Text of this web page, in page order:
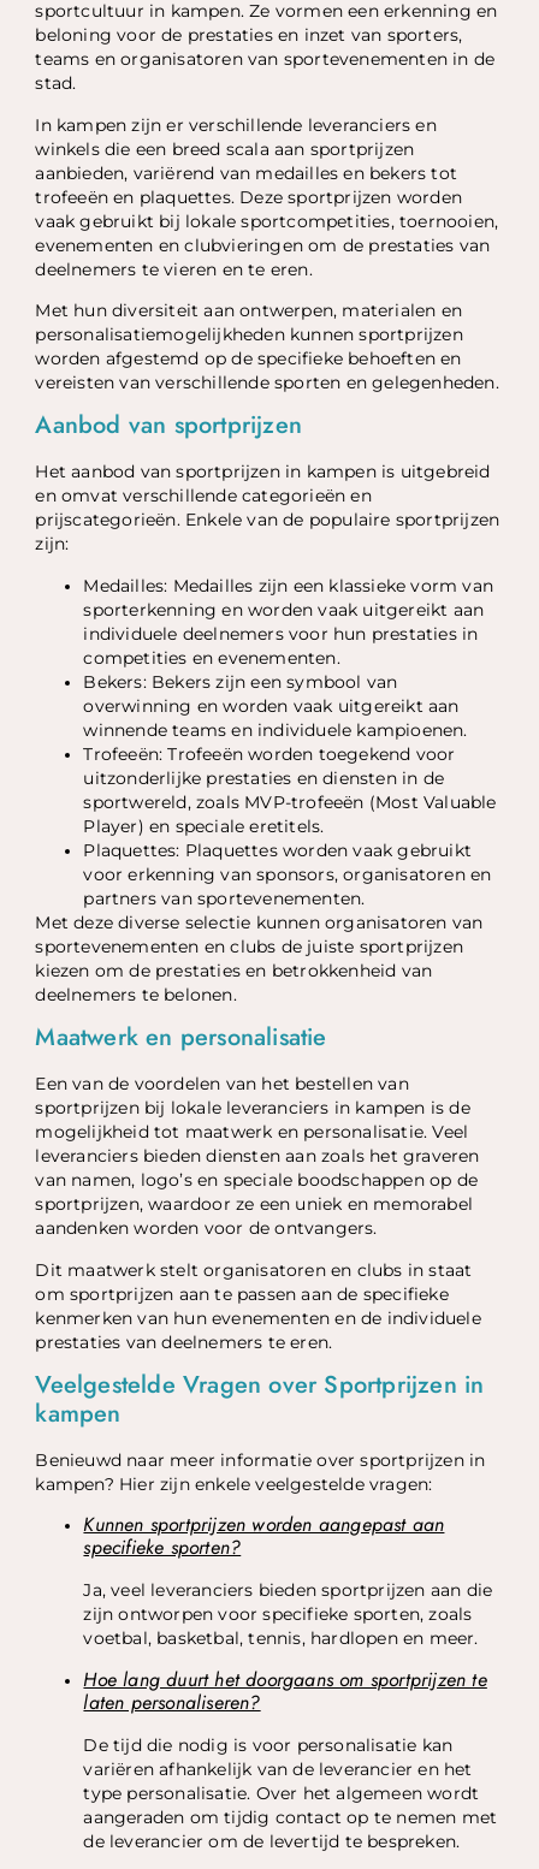
sportcultuur in kampen. Ze vormen een erkenning en
beloning voor de prestaties en inzet van sporters,
teams en organisatoren van sportevenementen in de
stad.
In kampen zijn er verschillende leveranciers en
winkels die een breed scala aan sportprijzen
aanbieden, variërend van medailles en bekers tot
trofeeën en plaquettes. Deze sportprijzen worden
vaak gebruikt bij lokale sportcompetities, toernooien,
evenementen en clubvieringen om de prestaties van
deelnemers te vieren en te eren.
Met hun diversiteit aan ontwerpen, materialen en
personalisatiemogelijkheden kunnen sportprijzen
worden afgestemd op de specifieke behoeften en
vereisten van verschillende sporten en gelegenheden.
Aanbod van sportprijzen
Het aanbod van sportprijzen in kampen is uitgebreid
en omvat verschillende categorieën en
prijscategorieën. Enkele van de populaire sportprijzen
zijn:
Medailles: Medailles zijn een klassieke vorm van
sporterkenning en worden vaak uitgereikt aan
individuele deelnemers voor hun prestaties in
competities en evenementen.
Bekers: Bekers zijn een symbool van
overwinning en worden vaak uitgereikt aan
winnende teams en individuele kampioenen.
Trofeeën: Trofeeën worden toegekend voor
uitzonderlijke prestaties en diensten in de
sportwereld, zoals MVP-trofeeën (Most Valuable
Player) en speciale eretitels.
Plaquettes: Plaquettes worden vaak gebruikt
voor erkenning van sponsors, organisatoren en
partners van sportevenementen.
Met deze diverse selectie kunnen organisatoren van
sportevenementen en clubs de juiste sportprijzen
kiezen om de prestaties en betrokkenheid van
deelnemers te belonen.
Maatwerk en personalisatie
Een van de voordelen van het bestellen van
sportprijzen bij lokale leveranciers in kampen is de
mogelijkheid tot maatwerk en personalisatie. Veel
leveranciers bieden diensten aan zoals het graveren
van namen, logo’s en speciale boodschappen op de
sportprijzen, waardoor ze een uniek en memorabel
aandenken worden voor de ontvangers.
Dit maatwerk stelt organisatoren en clubs in staat
om sportprijzen aan te passen aan de specifieke
kenmerken van hun evenementen en de individuele
prestaties van deelnemers te eren.
Veelgestelde Vragen over Sportprijzen in
kampen
Benieuwd naar meer informatie over sportprijzen in
kampen? Hier zijn enkele veelgestelde vragen:
Kunnen sportprijzen worden aangepast aan
specifieke sporten?
Ja, veel leveranciers bieden sportprijzen aan die
zijn ontworpen voor specifieke sporten, zoals
voetbal, basketbal, tennis, hardlopen en meer.
Hoe lang duurt het doorgaans om sportprijzen te
laten personaliseren?
De tijd die nodig is voor personalisatie kan
variëren afhankelijk van de leverancier en het
type personalisatie. Over het algemeen wordt
aangeraden om tijdig contact op te nemen met
de leverancier om de levertijd te bespreken.